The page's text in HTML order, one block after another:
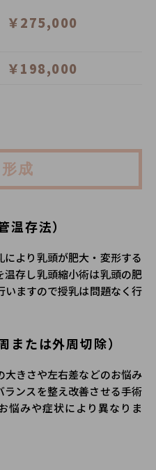
￥275,000
￥198,000
成
温存法）
より乳頭が肥大・変形する
温存し乳頭縮小術は乳頭の肥
ますので授乳は問題なく行
または外周切除）
きさや左右差などのお悩み
ンスを整え改善させる手術
悩みや症状により異なりま